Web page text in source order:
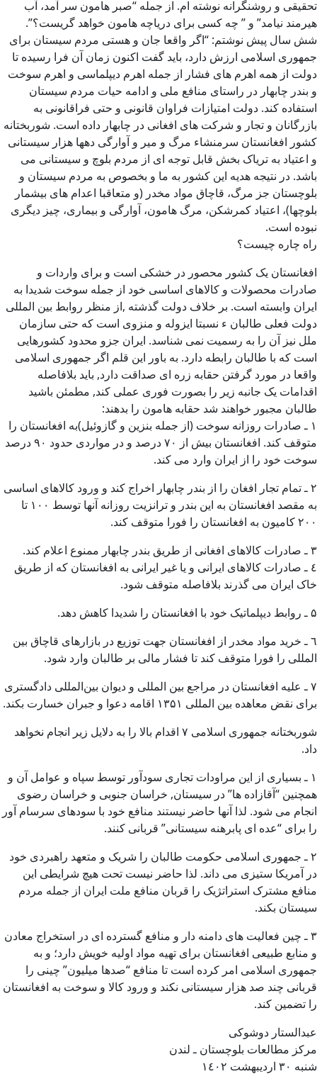
تحقیقی و روشنگرانه نوشته ام. از جمله “صبر هامون سر آمد، آب
هیرمند نیامد” و ” چه کسی برای دریاچه هامون خواهد گریست؟”.
شش سال پیش نوشتم: “اگر واقعا جان و هستی مردم سیستان برای
جمهوری اسلامی ارزش دارد، باید گفت اکنون زمان آن فرا رسیده تا
دولت از همه اهرم های فشار از جمله اهرم دیپلماسی و اهرم سوخت
و بندر چابهار در راستای منافع ملی و ادامه حیات مردم سیستان
استفاده کند. دولت امتیازات فراوان قانونی و حتی فراقانونی به
بازرگانان و تجار و شرکت های افغانی در چابهار داده است. شوربختانه
کشور افغانستان سرمنشاء مرگ و میر و آوارگی دهها هزار سیستانی
و اعتیاد به تریاک بخش قابل توجه ای از مردم بلوچ و سیستانی می
باشد. در نتیجه هدیه این کشور به ما و بخصوص به مردم سیستان و
بلوچستان جز مرگ، قاچاق مواد مخدر (و متعاقبا اعدام های بیشمار
بلوچها)، اعتیاد کمرشکن، مرگ هامون، آوارگی و بیماری، چیز دیگری
نبوده است.
راه چاره چیست؟
افغانستان یک کشور محصور در خشکی است و برای واردات و
صادرات محصولات و کالاهای اساسی خود از جمله سوخت شدیدا به
ایران وابسته است. بر خلاف دولت گذشته ,از منظر روابط بین المللی
دولت فعلی طالبان ء نسبتا ایزوله و منزوی است که حتی سازمان
ملل نیز آن را به رسمیت نمی شناسد. ایران جزو محدود کشورهایی
است که با طالبان رابطه دارد. به باور این قلم اگر جمهوری اسلامی
واقعا در مورد گرفتن حقابه زره ای صداقت دارد, باید بلافاصله
اقدامات یک جانبه زیر را بصورت فوری عملی کند, مطمئن باشید
طالبان مجبور خواهند شد حقابه هامون را بدهند:
١ ـ صادرات روزانه سوخت (از جمله بنزین و گازوئیل)به افغانستان را
متوقف کند. افغانستان بیش از ۷٠ درصد و در مواردی حدود ٩٠ درصد
سوخت خود را از ایران وارد می کند.
٢ ـ تمام تجار افغان را از بندر چابهار اخراج کند و ورود کالاهای اساسی
به مقصد افغانستان به این بندر و ترانزیت روزانه آنها توسط ١٠٠ تا
٢٠٠ کامیون به افغانستان را فورا متوقف کند.
۳ ـ صادرات کالاهای افغانی از طریق بندر چابهار ممنوع اعلام کند.
٤ ـ صادرات کالاهای ایرانی و یا غیر ایرانی به افغانستان که از طریق
خاک ایران می گذرند بلافاصله متوقف شود.
۵ ـ روابط دیپلماتیک خود با افغانستان را شدیدا کاهش دهد.
٦ ـ خرید مواد مخدر از افغانستان جهت توزیع در بازارهای قاچاق بین
المللی را فورا متوقف کند تا فشار مالی بر طالبان وارد شود.
٧ ـ علیه افغانستان در مراجع بین المللی و دیوان بین‌المللی دادگستری
برای نقض معاهده بین المللی ١۳۵١ اقامه دعوا و جبران خسارت بکند.
شوربختانه جمهوری اسلامی ٧ اقدام بالا را به دلایل زیر انجام نخواهد
داد.
١ ـ بسیاری از این مراودات تجاری سودآور توسط سپاه و عوامل آن و
همچنین “آقازاده ها” در سیستان, خراسان جنوبی و خراسان رضوی
انجام می شود. لذا آنها حاضر نیستند منافع خود با سودهای سرسام آور
را برای “عده ای پابرهنه سیستانی” قربانی کنند.
٢ ـ جمهوری اسلامی حکومت طالبان را شریک و متعهد راهبردی خود
در آمریکا ستیزی می داند. لذا حاضر نیست تحت هیچ شرایطی این
منافع مشترک استراتژیک را قربان منافع ملت ایران از جمله مردم
سیستان بکند.
۳ ـ چین فعالیت های دامنه دار و منافع گسترده ای در استخراج معادن
و منابع طبیعی افغانستان برای تهیه مواد اولیه خویش دارد؛ و به
جمهوری اسلامی امر کرده است تا منافع “صدها میلیون” چینی را
قربانی چند صد هزار سیستانی نکند و ورود کالا و سوخت به افغانستان
را تضمین کند.
عبدالستار دوشوکی
مرکز مطالعات بلوچستان ـ لندن
شنبه ۳٠ اردیبهشت ١٤٠٢